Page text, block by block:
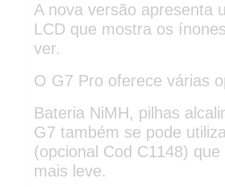
A nova versão apresenta
LCD que mostra os
ver.
O G7 Pro oferece várias
Bateria NiMH, pilhas
G7 também se pode
(opcional Cod C1148)
mais leve.